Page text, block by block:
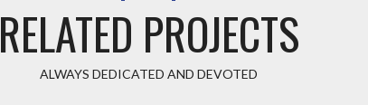
RELATED PROJECTS
ALWAYS DEDICATED AND DEVOTED